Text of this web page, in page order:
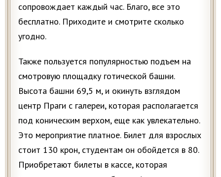
сопровождает каждый час. Благо, все это
бесплатно. Приходите и смотрите сколько
угодно.
Также пользуется популярностью подъем на
смотровую площадку готической башни.
Высота башни 69,5 м, и окинуть взглядом
центр Праги с галереи, которая располагается
под коническим верхом, еще как увлекательно.
Это мероприятие платное. Билет для взрослых
стоит 130 крон, студентам он обойдется в 80.
Приобретают билеты в кассе, которая